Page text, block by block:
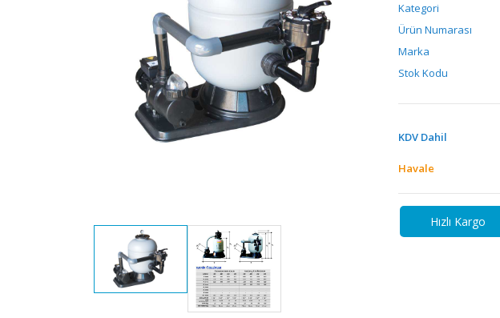
Kategori
Ürün Numarası
Marka
Stok Kodu
KDV Dahil
Havale
Hızlı Kargo